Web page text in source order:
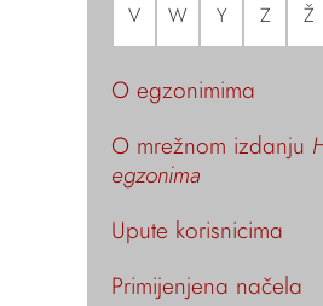
V W Y Z Ž
O egzonimima
O mrežnom izdanju
egzonima
Upute korisnicima
Primijenjena načela